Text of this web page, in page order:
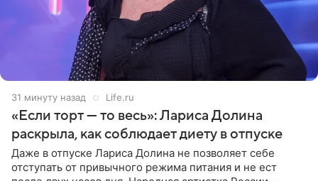
31 минуту назад Life.ru
«Если торт — то весь»: Лариса Долина
раскрыла, как соблюдает диету в отпуске
Даже в отпуске Лариса Долина не позволяет себе
отступать от привычного режима питания и не ест